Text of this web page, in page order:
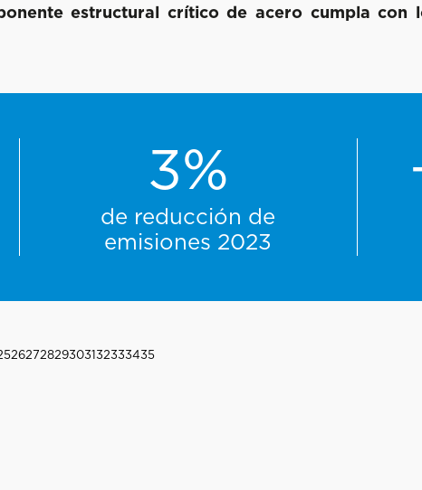
estructural crítico de acero cumpla con
3%
de reducción de
emisiones 2023
262728293031 32333435